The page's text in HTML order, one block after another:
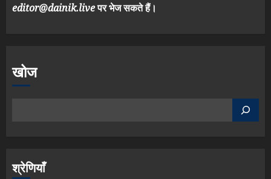
editor@dainik.liveपर भेज सकते हैं।
खोज
श्रेणियाँ